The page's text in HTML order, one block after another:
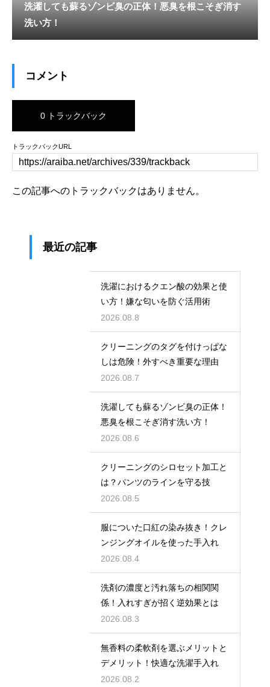
洗濯しても蘇るゾンビ臭の正体！悪臭を根こそぎ消す
洗い方！
コメント
0 トラックバック
トラックバックURL
この記事へのトラックバックはありません。
最近の記事
洗濯におけるクエン酸の効果と使
い方！嫌な匂いを防ぐ活用術
2026.08.8
クリーニングのタグを付けっぱな
しは危険！外すべき重要な理由
2026.08.7
洗濯しても蘇るゾンビ臭の正体！
悪臭を根こそぎ消す洗い方！
2026.08.6
クリーニングのシロセット加工と
は？パンツのラインを守る技
2026.08.5
服についた口紅の染み抜き！クレ
ンジングオイルを使った手入れ
2026.08.4
洗剤の濃度と汚れ落ちの相関関
係！入れすぎが招く逆効果とは
2026.08.3
無香料の柔軟剤を選ぶメリットと
デメリット！快適な洗濯手入れ
2026.08.2